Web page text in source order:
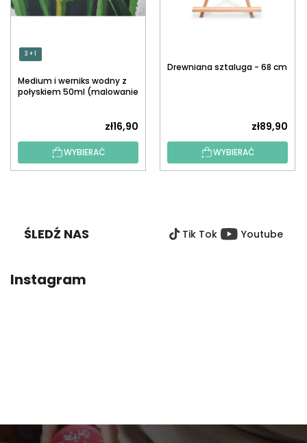
3 + 1
Medium i werniks wodny z
połyskiem 50ml (malowanie
zł16,90
WYBIERAĆ
Drewniana sztaluga - 68 cm
zł89,90
WYBIERAĆ
ŚLEDŹ NAS Tik Tok Youtube
Instagram